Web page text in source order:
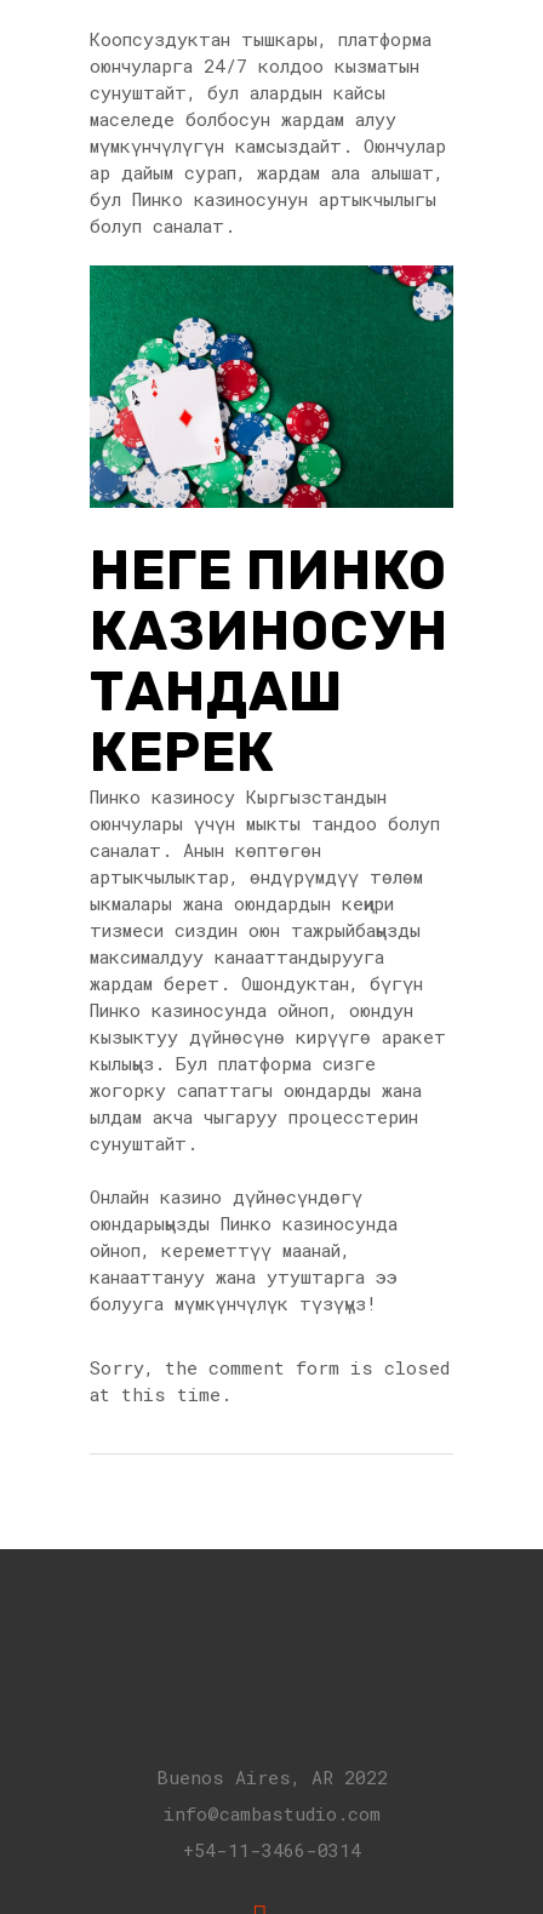
Коопсуздуктан тышкары, платформа
оюнчуларга 24/7 колдоо кызматын
сунуштайт, бул алардын кайсы
маселеде болбосун жардам алуу
мүмкүнчүлүгүн камсыздайт. Оюнчулар
ар дайым сурап, жардам ала алышат,
бул Пинко казиносунун артыкчылыгы
болуп саналат.
НЕГЕ ПИНКО
КАЗИНОСУН
ТАНДАШ
КЕРЕК
Пинко казиносу Кыргызстандын
оюнчулары үчүн мыкты тандоо болуп
саналат. Анын көптөгөн
артыкчылыктар, өндүрүмдүү төлөм
ыкмалары жана оюндардын кеңири
тизмеси сиздин оюн тажрыйбаңызды
максималдуу канааттандырууга
жардам берет. Ошондуктан, бүгүн
Пинко казиносунда ойноп, оюндун
кызыктуу дүйнөсүнө кирүүгө аракет
кылыңыз. Бул платформа сизге
жогорку сапаттагы оюндарды жана
ылдам акча чыгаруу процесстерин
сунуштайт.
Онлайн казино дүйнөсүндөгү
оюндарыңызды Пинко казиносунда
ойноп, кереметтүү маанай,
канааттануу жана утуштарга ээ
болууга мүмкүнчүлүк түзүңүз!
Sorry, the comment form is closed
at this time.
Buenos Aires, AR 2022
info@cambastudio.com
+54-11-3466-0314